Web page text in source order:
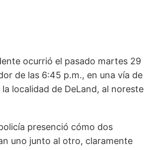
ocurrió el pasado martes 29
de las 6:45 p.m., en una vía de
localidad de DeLand, al noreste
presenció cómo dos
uno junto al otro, claramente